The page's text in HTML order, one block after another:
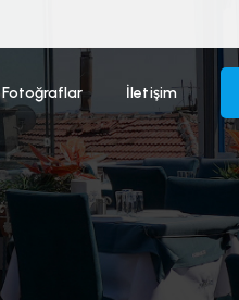
Fotoğraflar İletişim